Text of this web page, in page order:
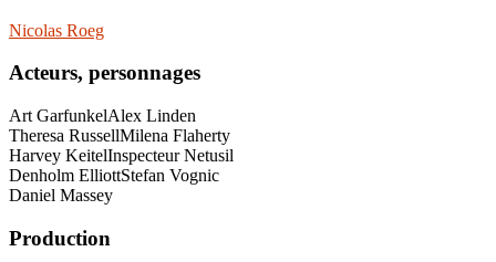
Nicolas Roeg
Acteurs, personnages
Art GarfunkelAlex Linden
Theresa RussellMilena Flaherty
Harvey KeitelInspecteur Netusil
Denholm ElliottStefan Vognic
Daniel Massey
Production